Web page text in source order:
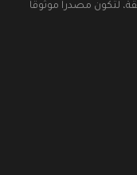
لتكون مصدراً موثوقاً